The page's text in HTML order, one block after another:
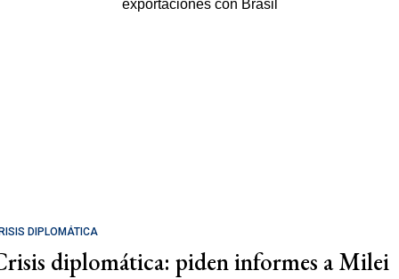
DIPLOMÁTICA
diplomática: piden informes a Milei